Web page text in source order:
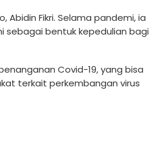
Abidin Fikri. Selama pandemi, ia
sebagai bentuk kepedulian bagi
Covid-19, yang bisa
terkait perkembangan virus